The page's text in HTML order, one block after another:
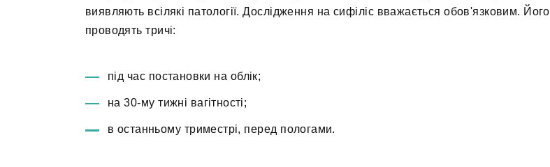
виявляють всілякі патології. Дослідження на сифіліс вважається обов'язковим. Його
проводять тричі:
під час постановки на облік;
на 30-му тижні вагітності;
в останньому триместрі, перед пологами.